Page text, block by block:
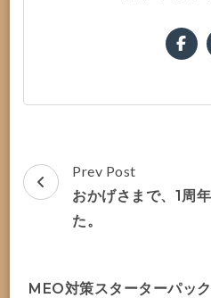
Post
Navigation
Prev Post
おかげさまで、1周
た。
MEO対策スターターパッ